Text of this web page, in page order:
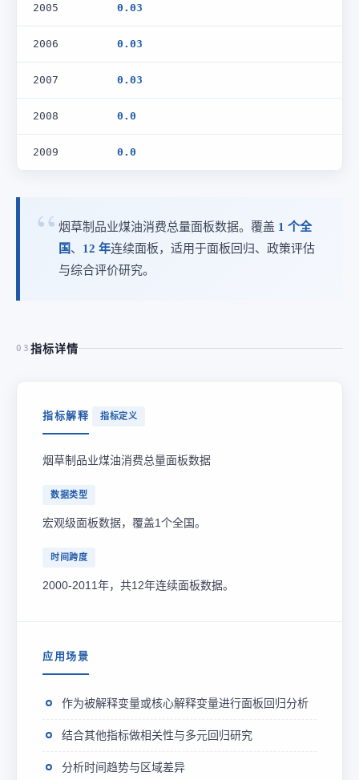
2005 0.03
2006 0.03
2007 0.03
2008 0.0
2009 0.0
烟草制品业煤油消费总量面板数据。覆盖 1 个全
国、 12 年连续面板，适用于面板回归、政策评估
与综合评价研究。
03 指标详情
指标解释 指标定义
烟草制品业煤油消费总量面板数据
数据类型
宏观级面板数据，覆盖1个全国。
时间跨度
2000-2011年，共12年连续面板数据。
应用场景
作为被解释变量或核心解释变量进行面板回归分析
结合其他指标做相关性与多元回归研究
分析时间趋势与区域差异